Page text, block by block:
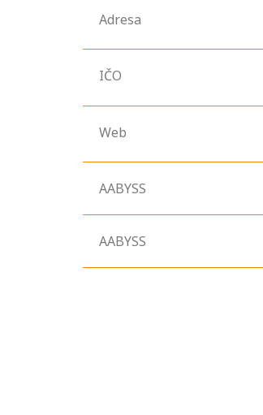
Adresa
IČO
Web
AABYSS
AABYSS
Projděte si